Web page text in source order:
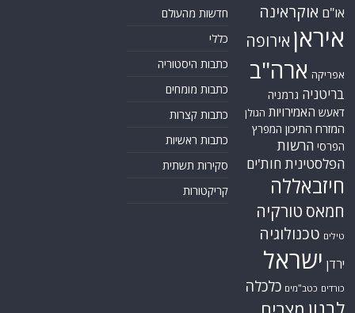
או"ם אוקראינה
איראן אירופה
אפריקה ארה"ב
בריטניה גרמניה
דאעש האמירויות הגולן
המזרח התיכון המפרץ
הפרסי הרשות
הפלסטינית חות'ים
חיזבאללה
חמאס טורקיה
טילים טכנולוגיה
ירדן ישראל
כורדים כטב"מים כלכלה
חדשות מהעולם
כללי
כתבות היסטוריה
כתבות מומחים
כתבות קצרות
כתבות ראשיות
סקירות תשתית
קריקטורות